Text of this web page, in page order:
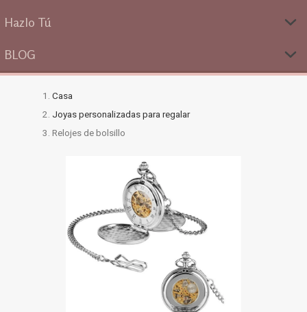
Hazlo Tú
BLOG
Casa
Joyas personalizadas para regalar
Relojes de bolsillo